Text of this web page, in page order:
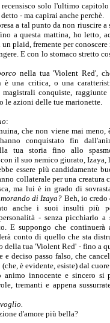
solo l'ultimo capitolo
- ma capirai anche perchè.
a tal punto da non riuscire a
a questa mattina, ho letto,
plaid, fremente per
E con lo stomaco stretto
nella tua 'Violent Red',
è una critica, o una
magistrali conquiste,
le azioni delle tue marionette.
:
che non viene mai meno,
conquistato fin
tua storia fino allo
il suo nemico giurato, Izaya,
essere più candidamente
collaterale per una creatura
ma lui è in grado di
di Izaya? Beh, io credo
anche i suoi insulti più
- senza picchiarlo a
E suppongo che
conto di quello che sta
della tua 'Violent Red' - fino a
e deciso passo falso, che
è evidente, esiste) dal
innocente e sincero si
tremanti e appena
voglio.
d'amore più bella?